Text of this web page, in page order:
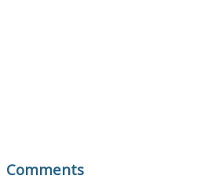
Comments